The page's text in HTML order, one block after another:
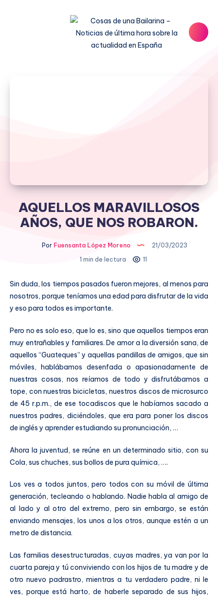
AQUELLOS MARAVILLOSOS
AÑOS, QUE NOS ROBARON.
Por Fuensanta López Moreno
21/03/2023
1 min de lectura
11
Sin duda, los tiempos pasados fueron mejores, al menos para
nosotros, porque teníamos una edad para disfrutar de la vida
y eso para todos es importante.
Pero no es solo eso, que lo es, sino que aquellos tiempos eran
muy entrañables y familiares. De amor a la diversión sana, de
aquellos “Guateques” y aquellas pandillas de amigos, que sin
móviles, hablábamos desenfada o apasionadamente de
nuestras cosas, nos reíamos de todo y disfrutábamos a
tope, con nuestras bicicletas, nuestros discos de microsurco
de 45 r.p.m., de ese tocadiscos que le habíamos sacado a
nuestros padres, diciéndoles, que era para poner los discos
de inglés y aprender estudiando su pronunciación, …
Ahora la juventud, se reúne en un determinado sitio, con su
Cola, sus chuches, sus bollos de pura química, ….
Los ves a todos juntos, pero todos con su móvil de última
generación, tecleando o hablando. Nadie habla al amigo de
al lado y al otro del extremo, pero sin embargo, se están
enviando mensajes, los unos a los otros, aunque estén a un
metro de distancia.
Las familias desestructuradas, cuyas madres, ya van por la
cuarta pareja y tú conviviendo con los hijos de tu madre y de
otro nuevo padrastro, mientras a tu verdadero padre, ni le
ves, porque está harto, de haberle separado de sus hijos,